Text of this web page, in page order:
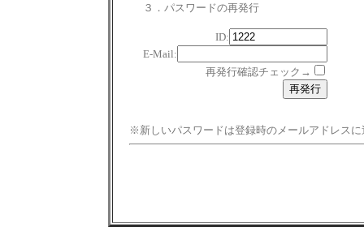
３．パスワードの再発行
ID:
E-Mail:
再発行確認チェック→
※新しいパスワードは登録時のメールアドレスに